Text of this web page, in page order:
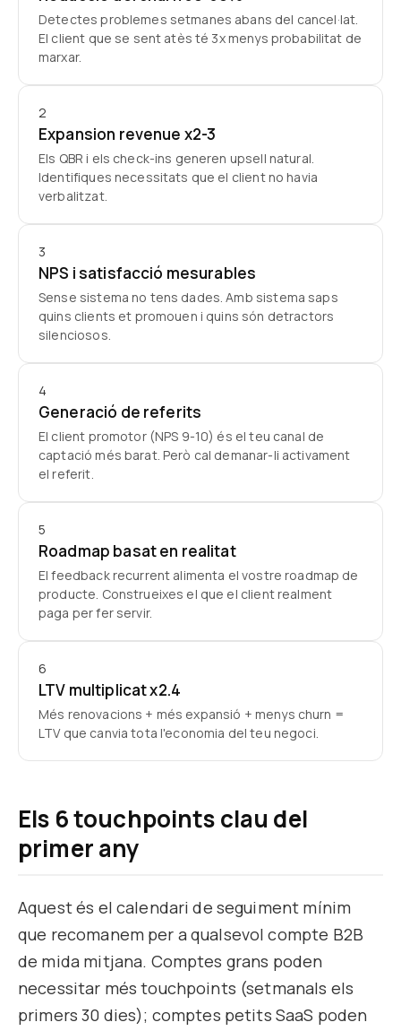
Detectes problemes setmanes abans del cancel·lat.
El client que se sent atès té 3x menys probabilitat de
marxar.
2
Expansion revenue x2-3
Els QBR i els check-ins generen upsell natural.
Identifiques necessitats que el client no havia
verbalitzat.
3
NPS i satisfacció mesurables
Sense sistema no tens dades. Amb sistema saps
quins clients et promouen i quins són detractors
silenciosos.
4
Generació de referits
El client promotor (NPS 9-10) és el teu canal de
captació més barat. Però cal demanar-li activament
el referit.
5
Roadmap basat en realitat
El feedback recurrent alimenta el vostre roadmap de
producte. Construeixes el que el client realment
paga per fer servir.
6
LTV multiplicat x2.4
Més renovacions + més expansió + menys churn =
LTV que canvia tota l'economia del teu negoci.
Els 6 touchpoints clau del
primer any
Aquest és el calendari de seguiment mínim
que recomanem per a qualsevol compte B2B
de mida mitjana. Comptes grans poden
necessitar més touchpoints (setmanals els
primers 30 dies); comptes petits SaaS poden